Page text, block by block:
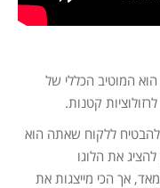
המוטיב הכללי של
קטנות.
להבטיח ללקוח שאתה הוא
את הלוגו
אך הכי מייצגות את